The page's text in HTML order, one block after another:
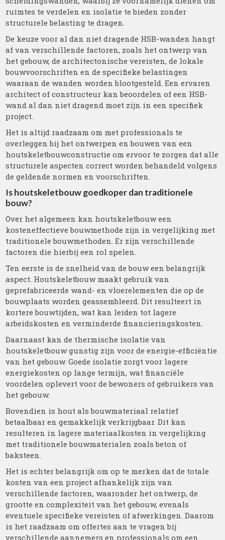
ruimtes te verdelen en isolatie te bieden zonder
structurele belasting te dragen.
De keuze voor al dan niet dragende HSB-wanden hangt
af van verschillende factoren, zoals het ontwerp van
het gebouw, de architectonische vereisten, de lokale
bouwvoorschriften en de specifieke belastingen
waaraan de wanden worden blootgesteld. Een ervaren
architect of constructeur kan beoordelen of een HSB-
wand al dan niet dragend moet zijn in een specifiek
project.
Het is altijd raadzaam om met professionals te
overleggen bij het ontwerpen en bouwen van een
houtskeletbouwconstructie om ervoor te zorgen dat alle
structurele aspecten correct worden behandeld volgens
de geldende normen en voorschriften.
Is houtskeletbouw goedkoper dan traditionele
bouw?
Over het algemeen kan houtskeletbouw een
kosteneffectieve bouwmethode zijn in vergelijking met
traditionele bouwmethoden. Er zijn verschillende
factoren die hierbij een rol spelen.
Ten eerste is de snelheid van de bouw een belangrijk
aspect. Houtskeletbouw maakt gebruik van
geprefabriceerde wand- en vloerelementen die op de
bouwplaats worden geassembleerd. Dit resulteert in
kortere bouwtijden, wat kan leiden tot lagere
arbeidskosten en verminderde financieringskosten.
Daarnaast kan de thermische isolatie van
houtskeletbouw gunstig zijn voor de energie-efficiëntie
van het gebouw. Goede isolatie zorgt voor lagere
energiekosten op lange termijn, wat financiële
voordelen oplevert voor de bewoners of gebruikers van
het gebouw.
Bovendien is hout als bouwmateriaal relatief
betaalbaar en gemakkelijk verkrijgbaar. Dit kan
resulteren in lagere materiaalkosten in vergelijking
met traditionele bouwmaterialen zoals beton of
baksteen.
Het is echter belangrijk om op te merken dat de totale
kosten van een project afhankelijk zijn van
verschillende factoren, waaronder het ontwerp, de
grootte en complexiteit van het gebouw, evenals
eventuele specifieke vereisten of afwerkingen. Daarom
is het raadzaam om offertes aan te vragen bij
verschillende aannemers en professionals om een